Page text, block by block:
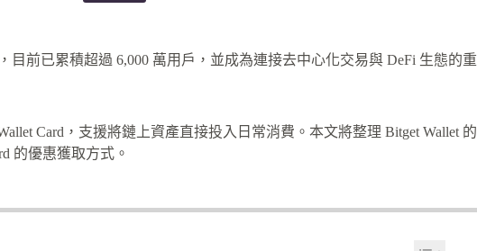
目前已累積超過 6,000 萬用戶，並成為連接去中心化交易與 DeFi 生態的重
Card，支援將鏈上資產直接投入日常消費。本文將整理 Bitget Wallet 的
的優惠獲取方式。